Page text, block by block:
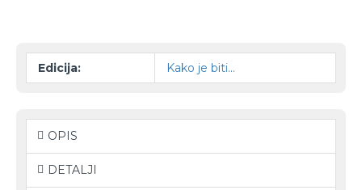
Edicija: Kako je biti...
OPIS
DETALJI